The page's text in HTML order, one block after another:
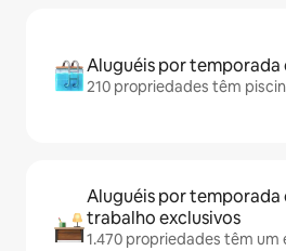
Aluguéis por temporada
210 propriedades têm
Aluguéis por temporada
trabalho exclusivos
1.470 propriedades têm